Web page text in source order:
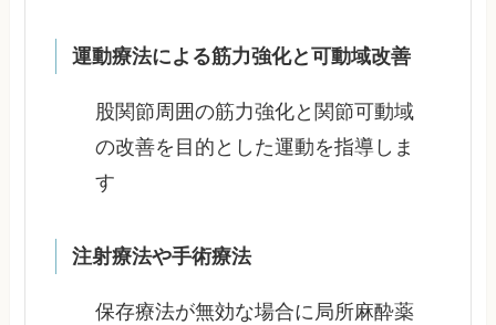
運動療法による筋力強化と可動域改善
股関節周囲の筋力強化と関節可動域
の改善を目的とした運動を指導しま
す
注射療法や手術療法
保存療法が無効な場合に局所麻酔薬